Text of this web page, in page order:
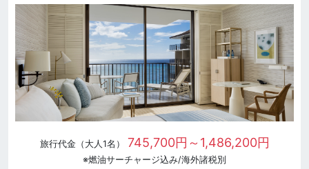
旅行代金（大人1名） 745,700円～1,486,200円
※燃油サーチャージ込み/海外諸税別